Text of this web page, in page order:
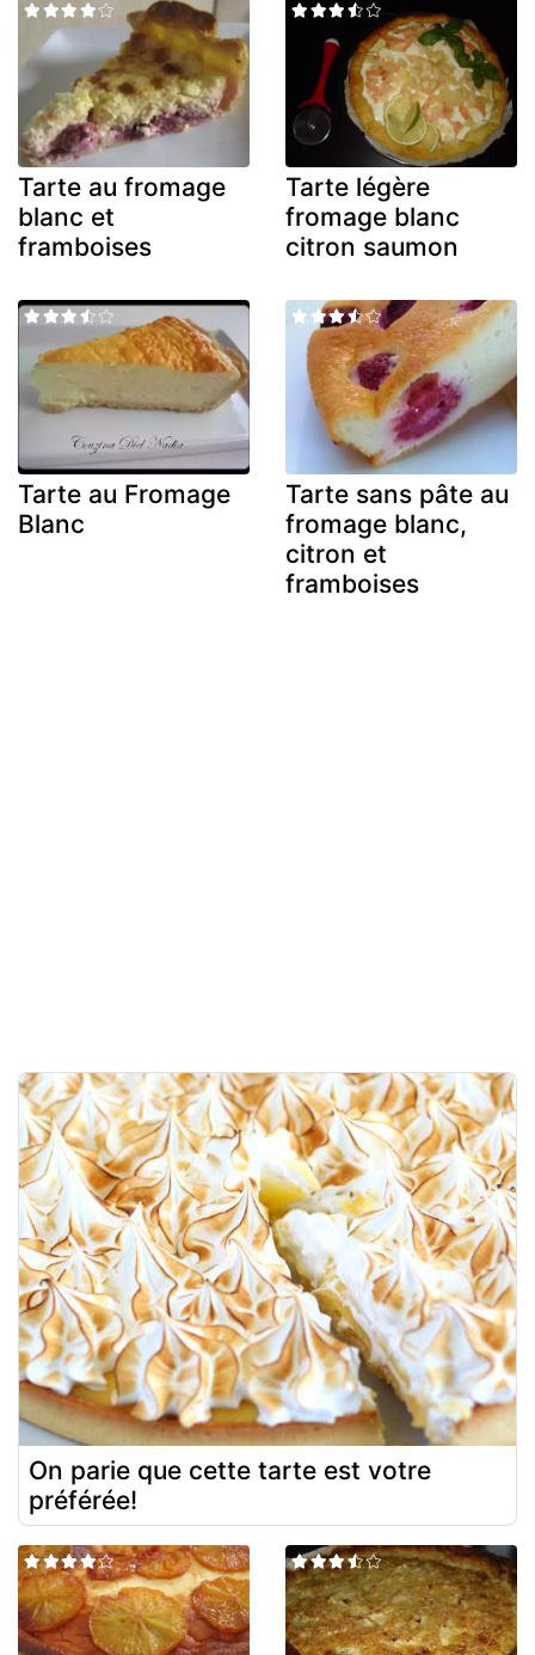
Tarte au fromage
blanc et
framboises
Tarte légère
fromage blanc
citron saumon
Tarte au Fromage
Blanc
Tarte sans pâte au
fromage blanc,
citron et
framboises
On parie que cette tarte est votre
préférée!